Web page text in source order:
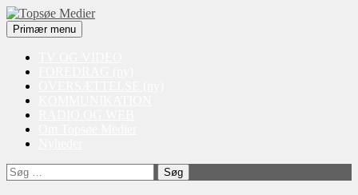
Topsøe Medier
SøgPrimær menu Videre
til
Søg
efter: